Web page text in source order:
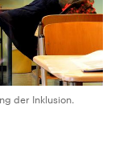
der Inklusion.